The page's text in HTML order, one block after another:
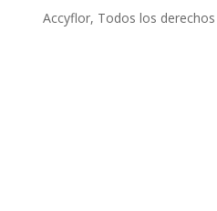
Accyflor, Todos los